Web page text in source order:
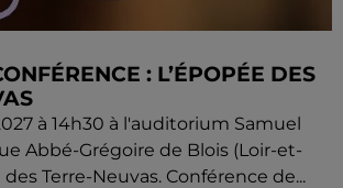
: L’ÉPOPÉE DES
à 14h30 à l'auditorium Samuel
Abbé-Grégoire de Blois (Loir-et-
des Terre-Neuvas. Conférence de...